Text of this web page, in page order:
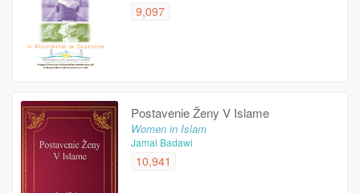
9,097
Postavenie Ženy V Islame
Women in Islam
Jamal Badawi
10,941